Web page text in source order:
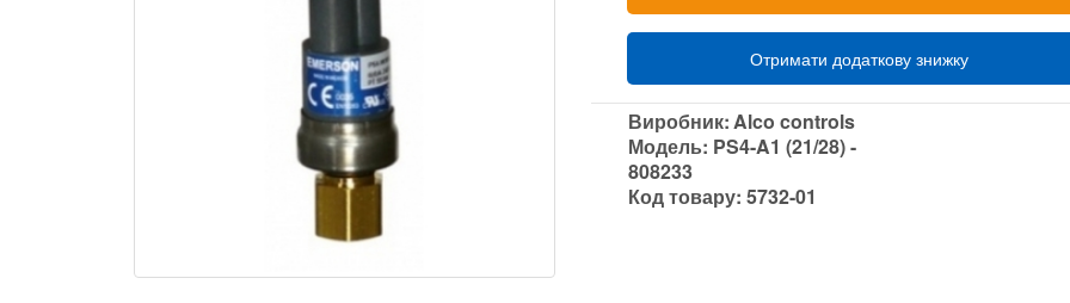
Отримати додаткову знижку
Виробник:Alco controls
Модель: PS4-A1 (21/28) -
808233
Код товару:5732-01